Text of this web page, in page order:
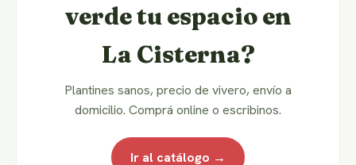
verde tu espacio en
La Cisterna?
Plantines sanos, precio de vivero, envío a
domicilio. Comprá online o escribinos.
Ir al catálogo →